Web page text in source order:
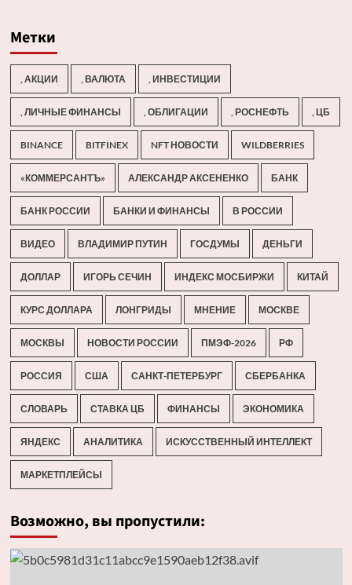
Метки
, АКЦИИ , ВАЛЮТА , ИНВЕСТИЦИИ
, ЛИЧНЫЕ ФИНАНСЫ , ОБЛИГАЦИИ , РОСНЕФТЬ , ЦБ
BINANCE BITFINEX NFT НОВОСТИ WILDBERRIES
«КОММЕРСАНТЪ» АЛЕКСАНДР АКСЕНЕНКО БАНК
БАНК РОССИИ БАНКИ И ФИНАНСЫ В РОССИИ
ВИДЕО ВЛАДИМИР ПУТИН ГОСДУМЫ ДЕНЬГИ
ДОЛЛАР ИГОРЬ СЕЧИН ИНДЕКС МОСБИРЖИ КИТАЙ
КУРС ДОЛЛАРА ЛОНГРИДЫ МНЕНИЕ МОСКВЕ
МОСКВЫ НОВОСТИ РОССИИ ПМЭФ-2026 РФ
РОССИЯ США САНКТ-ПЕТЕРБУРГ СБЕРБАНКА
СЛОВАРЬ СТАВКА ЦБ ФИНАНСЫ ЭКОНОМИКА
ЯНДЕКС АНАЛИТИКА ИСКУССТВЕННЫЙ ИНТЕЛЛЕКТ
МАРКЕТПЛЕЙСЫ
Возможно, вы пропустили: